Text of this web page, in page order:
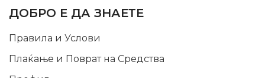
ДОБРО Е ДА ЗНАЕТЕ
Правила и Услови
Плаќање и Поврат на Средства